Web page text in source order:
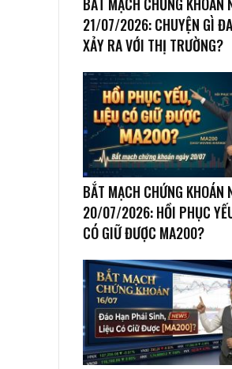
21/07/2026: CHUYỆN GÌ
XẢY RA VỚI THỊ TRƯỜNG?
BẮT MẠCH CHỨNG KHOÁN
20/07/2026: HỒI PHỤC
CÓ GIỮ ĐƯỢC MA200?